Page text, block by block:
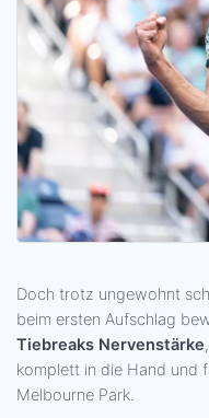
Doch trotz ungewohnt
beim ersten Aufschlag
Tiebreaks Nervenstärke
komplett in die Hand und
Melbourne Park.